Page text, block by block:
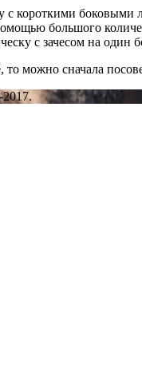
с короткими
большого
с зачесом на один
можно сначала